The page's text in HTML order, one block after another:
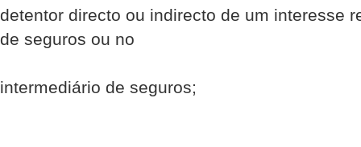
detentor directo ou indirecto de um interesse
de seguros ou no
intermediário de seguros;